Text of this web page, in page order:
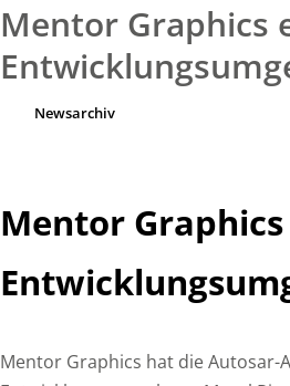
Mentor Graphics
Newsarchiv
Mentor
Mentor Graphics hat die